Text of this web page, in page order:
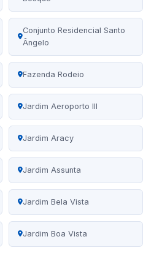
Conjunto Residencial Santo
Ângelo
Fazenda Rodeio
Jardim Aeroporto III
Jardim Aracy
Jardim Assunta
Jardim Bela Vista
Jardim Boa Vista